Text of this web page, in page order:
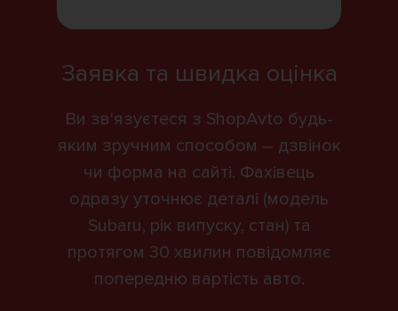
Заявка та швидка оцінка
Ви зв'язуєтеся з ShopAvto будь-
яким зручним способом – дзвінок
чи форма на сайті. Фахівець
одразу уточнює деталі (модель
Subaru, рік випуску, стан) та
протягом 30 хвилин повідомляє
попередню вартість авто.